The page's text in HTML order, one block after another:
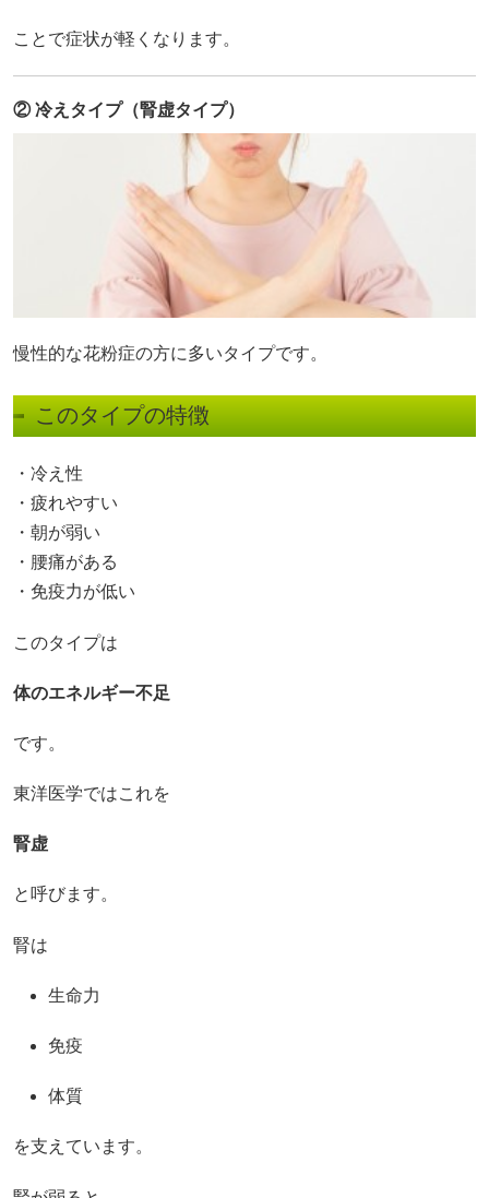
ことで症状が軽くなります。
② 冷えタイプ（腎虚タイプ）
慢性的な花粉症の方に多いタイプです。
このタイプの特徴
・冷え性
・疲れやすい
・朝が弱い
・腰痛がある
・免疫力が低い
このタイプは
体のエネルギー不足
です。
東洋医学ではこれを
腎虚
と呼びます。
腎は
生命力
免疫
体質
を支えています。